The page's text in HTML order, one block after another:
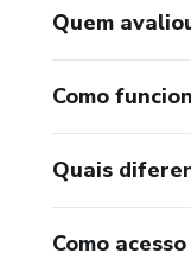
Quem
Como
Quais
Como